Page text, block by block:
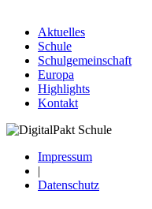
Aktuelles
Schule
Schulgemeinschaft
Europa
Highlights
Kontakt
Impressum
|
Datenschutz